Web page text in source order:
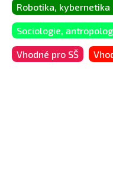
Robotika, kybernetika
Sociologie,
Vhodné pro SŠ